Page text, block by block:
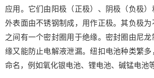
应用。它们由阳极（正极）、阴极（负极
外表面由不锈钢制成，用作正极。其负极
之间有一个密封圈用于绝缘。密封圈由尼
缘又能防止电解液泄漏。纽扣电池种类繁
命名，例如氧化银电池、锂电池、碱锰电池